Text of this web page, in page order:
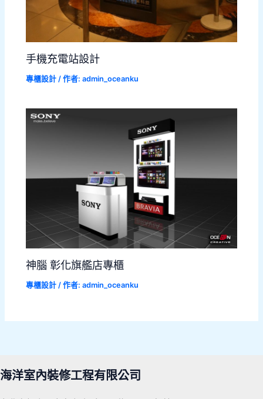
手機充電站設計
專櫃設計 / 作者:admin_oceanku
神腦 彰化旗艦店專櫃
專櫃設計 / 作者:admin_oceanku
海洋室內裝修工程有限公司